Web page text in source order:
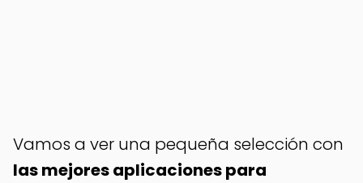
Vamos a ver una pequeña selección con
las mejores aplicaciones para